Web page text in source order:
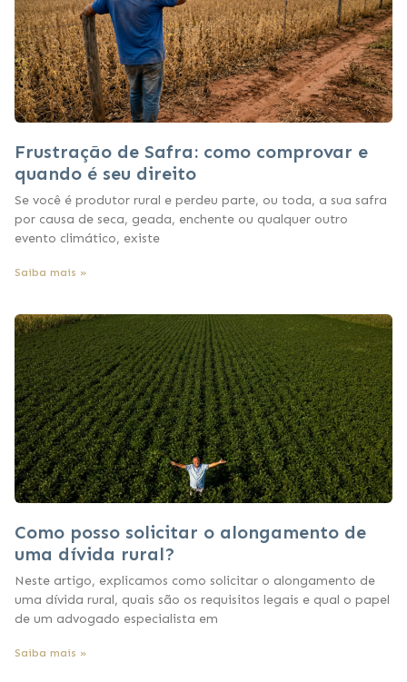
Frustração de Safra: como comprovar e
quando é seu direito
Se você é produtor rural e perdeu parte, ou toda, a sua safra
por causa de seca, geada, enchente ou qualquer outro
evento climático, existe
Saiba mais »
Como posso solicitar o alongamento de
uma dívida rural?
Neste artigo, explicamos como solicitar o alongamento de
uma dívida rural, quais são os requisitos legais e qual o papel
de um advogado especialista em
Saiba mais »